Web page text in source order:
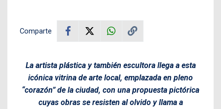
Comparte
La artista plástica y también escultora llega a esta
icónica vitrina de arte local, emplazada en pleno
“corazón” de la ciudad, con una propuesta pictórica
cuyas obras se resisten al olvido y llama a